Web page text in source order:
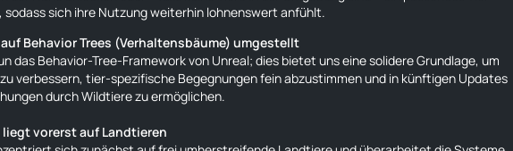
sodass sich ihre Nutzung weiterhin lohnenswert anfühlt.
Behavior Trees (Verhaltensbäume) umgestellt
das Behavior-Tree-Framework von Unreal; dies bietet uns eine solidere Grundlage, um
verbessern, tier-spezifische Begegnungen fein abzustimmen und in künftigen Updates
durch Wildtiere zu ermöglichen.
liegt vorerst auf Landtieren